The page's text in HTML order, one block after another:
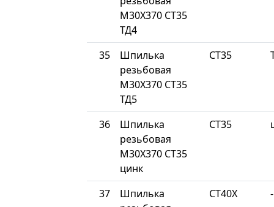
М30Х370 СТ35
ТД4
35
Шпилька
резьбовая
М30Х370 СТ35
ТД5
СТ35
36
Шпилька
резьбовая
М30Х370 СТ35
цинк
СТ35
37
Шпилька
СТ40Х -